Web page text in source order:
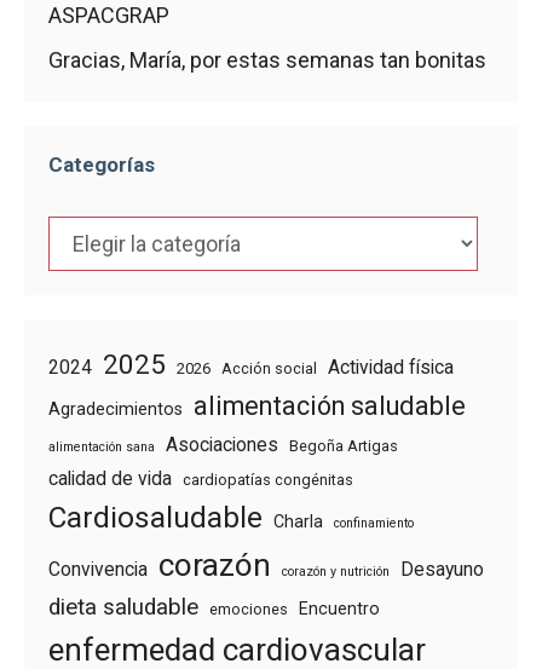
ASPACGRAP
Gracias, María, por estas semanas tan bonitas
Categorías
Categorías
2024 2025 2026 Acción social Actividad física
Agradecimientos alimentación saludable
alimentación sana Asociaciones Begoña Artigas
calidad de vida cardiopatías congénitas
Cardiosaludable Charla confinamiento
Convivencia corazón corazón y nutrición Desayuno
dieta saludable emociones Encuentro
enfermedad cardiovascular